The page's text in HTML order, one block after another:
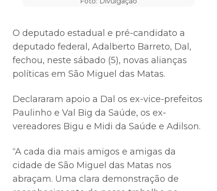
O deputado estadual e pré-candidato a
deputado federal, Adalberto Barreto, Dal,
fechou, neste sábado (5), novas alianças
políticas em São Miguel das Matas.
Declararam apoio a Dal os ex-vice-prefeitos
Paulinho e Val Big da Saúde, os ex-
vereadores Bigu e Midi da Saúde e Adilson.
“A cada dia mais amigos e amigas da
cidade de São Miguel das Matas nos
abraçam. Uma clara demonstração de